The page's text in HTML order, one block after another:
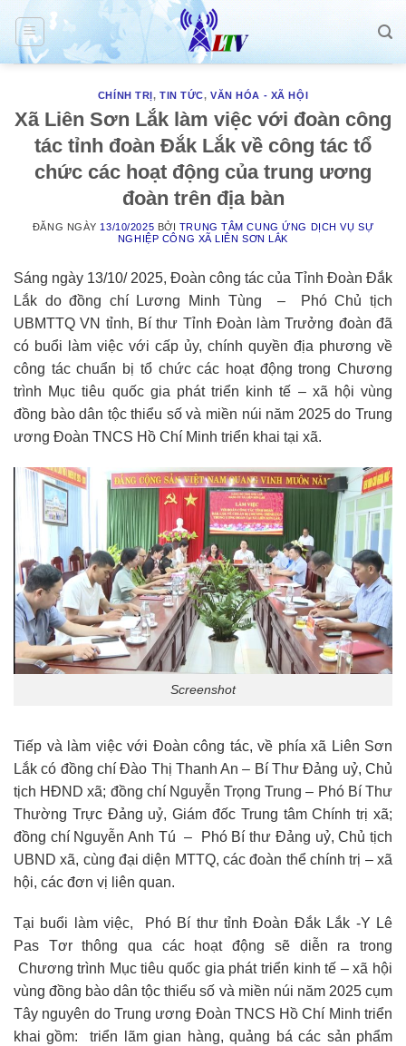
Skip
content
CHÍNH TRỊ,TIN TỨC,VĂN HÓA - XÃ HỘI
Xã Liên Sơn Lắk làm việc với đoàn công
tác tỉnh đoàn Đắk Lắk về công tác tổ
chức các hoạt động của trung ương
đoàn trên địa bàn
ĐĂNG NGÀY 13/10/2025 BỞI TRUNG TÂM CUNG ỨNG DỊCH VỤ SỰ
NGHIỆP CÔNG XÃ LIÊN SƠN LẮK
Sáng ngày 13/10/ 2025, Đoàn công tác của Tỉnh Đoàn Đắk
Lắk do đồng chí Lương Minh Tùng – Phó Chủ tịch
UBMTTQ VN tỉnh, Bí thư Tỉnh Đoàn làm Trưởng đoàn đã
có buổi làm việc với cấp ủy, chính quyền địa phương về
công tác chuẩn bị tổ chức các hoạt động trong Chương
trình Mục tiêu quốc gia phát triển kinh tế – xã hội vùng
đồng bào dân tộc thiểu số và miền núi năm 2025 do Trung
ương Đoàn TNCS Hồ Chí Minh triển khai tại xã.
Screenshot
Tiếp và làm việc với Đoàn công tác, về phía xã Liên Sơn
Lắk có đồng chí Đào Thị Thanh An – Bí Thư Đảng uỷ, Chủ
tịch HĐND xã; đồng chí Nguyễn Trọng Trung – Phó Bí Thư
Thường Trực Đảng uỷ, Giám đốc Trung tâm Chính trị xã;
đồng chí Nguyễn Anh Tú – Phó Bí thư Đảng uỷ, Chủ tịch
UBND xã, cùng đại diện MTTQ, các đoàn thể chính trị – xã
hội, các đơn vị liên quan.
Tại buổi làm việc, Phó Bí thư tỉnh Đoàn Đắk Lắk -Y Lê
Pas Tơr thông qua các hoạt động sẽ diễn ra trong
Chương trình Mục tiêu quốc gia phát triển kinh tế – xã hội
vùng đồng bào dân tộc thiểu số và miền núi năm 2025 cụm
Tây nguyên do Trung ương Đoàn TNCS Hồ Chí Minh triển
khai gồm: triển lãm gian hàng, quảng bá các sản phẩm